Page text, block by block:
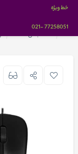
خط ویژه
77258051
-021
خانه
دسته بندی کالاها